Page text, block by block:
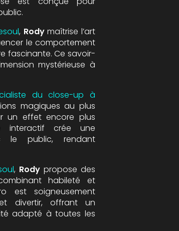
, Rodymaîtrise l’art
le comportement
fascinante. Ce savoir-
mystérieuse à
du close-up à
magiques au plus
un effet encore plus
interactif crée une
le public, rendant
, Rody propose des
habileté et
est soigneusement
divertir, offrant un
adapté à toutes les